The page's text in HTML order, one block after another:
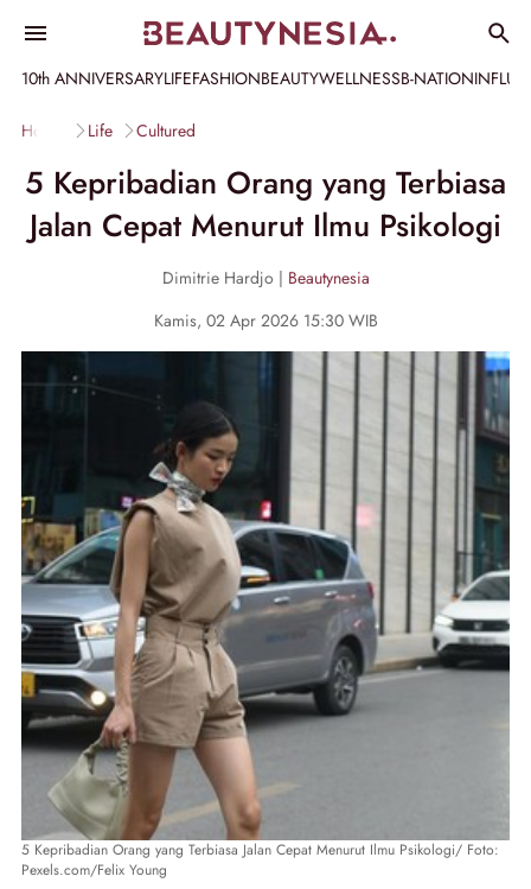
10th ANNIVERSARYLIFEFASHIONBEAUTYWELLNESSB-NATION
Home Life Cultured
5 Kepribadian Orang yang Terbiasa
Jalan Cepat Menurut Ilmu Psikologi
Dimitrie Hardjo | Beautynesia
Kamis, 02 Apr 2026 15:30 WIB
5 Kepribadian Orang yang Terbiasa Jalan Cepat Menurut Ilmu Psikologi/ Foto:
Pexels.com/Felix Young